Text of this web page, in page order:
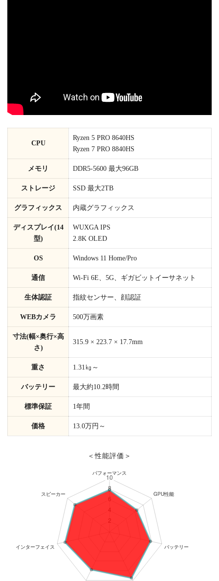
CPU
Ryzen 5 PRO 8640HS
Ryzen 7 PRO 8840HS
メモリ DDR5-5600 最大96GB
ストレージ SSD 最大2TB
グラフィックス 内蔵グラフィックス
ディスプレイ(14
型)
WUXGA IPS
2.8K OLED
OS Windows 11 Home/Pro
通信 Wi-Fi 6E、5G、ギガビットイーサネット
生体認証 指紋センサー、顔認証
WEBカメラ 500万画素
寸法(幅×奥行×高
さ)
315.9 × 223.7 × 17.7mm
重さ 1.31㎏～
バッテリー 最大約10.2時間
標準保証 1年間
価格 13.0万円～
＜性能評価＞